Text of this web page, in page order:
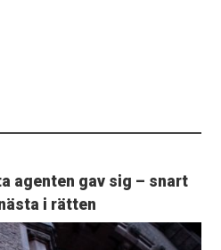
agenten gav sig – snart
i rätten